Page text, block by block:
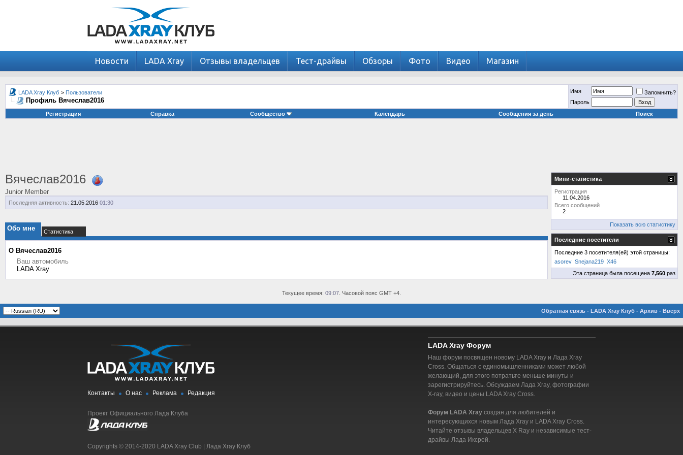
Новости LADA Xray Отзывы владельцев Тест-драйвы Обзоры Фото Видео Магазин
LADA Xray Клуб > Пользователи
Профиль Вячеслав2016
Имя
Запомнить?
Пароль
Регистрация
Справка Сообщество Календарь Сообщения за день Поиск
Вячеслав2016
Junior Member
Последняя активность: 21.05.2016 01:30
Обо мне Статистика
О Вячеслав2016
Ваш автомобиль
LADA Xray
Мини-статистика
Регистрация
11.04.2016
Всего сообщений
2
Показать всю статистику
Последние посетители
Последние 3 посетителя(ей) этой страницы:
asorev Snejana219 X46
Эта страница была посещена 7,560 раз
Текущее время: 09:07 . Часовой пояс GMT +4.
Обратная связь - LADA Xray Клуб - Архив - Вверх
Контакты О нас Реклама Редакция
Проект Официального Лада Клуба
Copyrights © 2014-2020 LADA Xray Club | Лада Xray Клуб
LADA Xray Форум
Наш форум посвящен новому LADA Xray и Лада Xray
Cross. Общаться с единомышленниками может любой
желающий, для этого потратьте меньше минуты и
зарегистрируйтесь. Обсуждаем Лада Xray, фотографии
X-ray, видео и цены LADA Xray Cross.
Форум LADA Xray создан для любителей и
интересующихся новым Лада Xray и LADA Xray Cross.
Читайте отзывы владельцев X Ray и независимые тест-
драйвы Лада Иксрей.